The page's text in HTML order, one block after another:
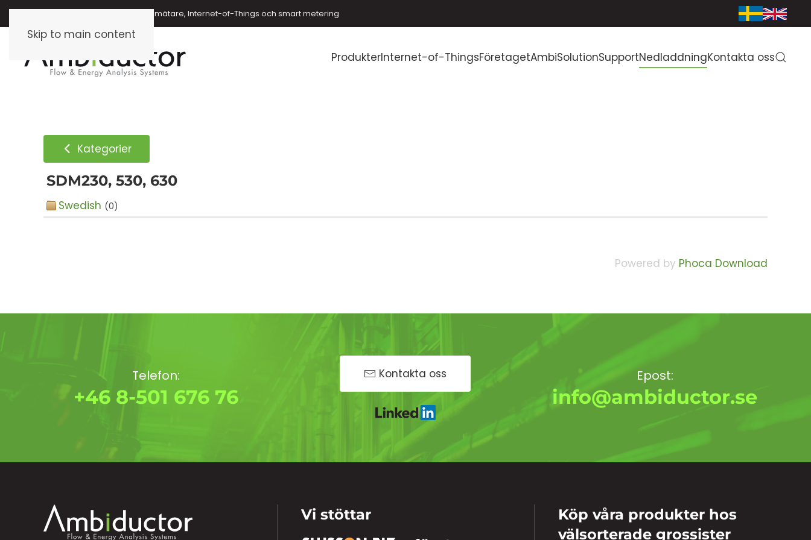
Skip to main content
Energimätare, vattenmätare, oljemätare, Internet-of-Things och smart metering
ProdukterInternet-of-ThingsFöretagetAmbiSolutionSupportNedladdningKontakta oss
Kategorier
SDM230, 530, 630
Swedish (0)
Powered by Phoca Download
Telefon:
+46 8-501 676 76
Kontakta oss Epost:
info@ambiductor.se
Vi stöttar
Köp våra produkter hos
välsorterade grossister